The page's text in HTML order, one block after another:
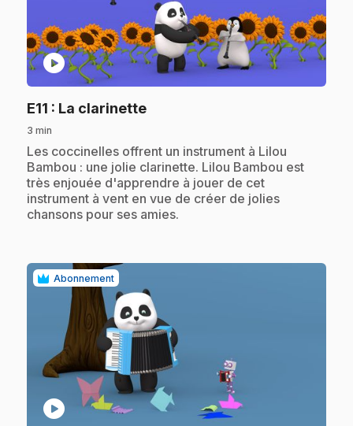
play_circle
E11 : La clarinette.
3 min
.Les coccinelles offrent un instrument à Lilou
Bambou : une jolie clarinette. Lilou Bambou est
très enjouée d'apprendre à jouer de cet
instrument à vent en vue de créer de jolies
chansons pour ses amies.
Abonnement
play_circle